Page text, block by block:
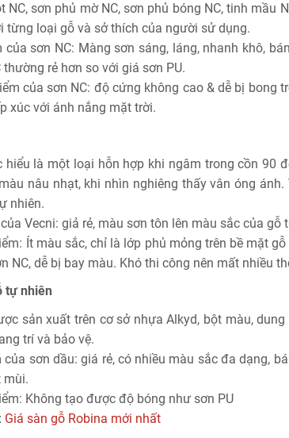
NC, sơn phủ mờ NC, sơn phủ bóng NC, tinh mầu
từng loại gỗ và sở thích của người sử dụng.
sơn NC: Màng sơn sáng, láng, nhanh khô,
thường rẻ hơn so với giá sơn PU.
của sơn NC: độ cứng không cao & dễ bị bong
xúc với ánh nắng mặt trời.
hiểu là một loại hỗn hợp khi ngâm trong cồn 90
nâu nhạt, khi nhìn nghiêng thấy vân óng
nhiên.
Vecni: giả rẻ, màu sơn tôn lên màu sắc của gỗ
Ít màu sắc, chỉ là lớp phủ mỏng trên bề mặt
NC, dễ bị bay màu. Khó thi công nên mất nhiều
tự nhiên
sản xuất trên cơ sở nhựa Alkyd, bột màu,
trí và bảo vệ.
sơn dầu: giá rẻ, có nhiều màu sắc đa dạng,
mùi.
Không tạo được độ bóng như sơn PU
Giá sàn gỗ Robina mới nhất